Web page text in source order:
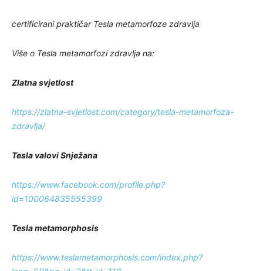
certificirani praktičar Tesla metamorfoze zdravlja
Više o Tesla metamorfozi zdravlja na:
Zlatna svjetlost
https://zlatna-svjetlost.com/category/tesla-metamorfoza-
zdravlja/
Tesla valovi Snježana
https://www.facebook.com/profile.php?
id=100064835555399
Tesla metamorphosis
https://www.teslametamorphosis.com/index.php?